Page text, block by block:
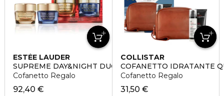
ESTÉE LAUDER
SUPREME DAY&NIGHT DUO
Cofanetto Regalo
92,40 €
COLLISTAR
COFANETTO IDRATANTE
Cofanetto Regalo
31,50 €